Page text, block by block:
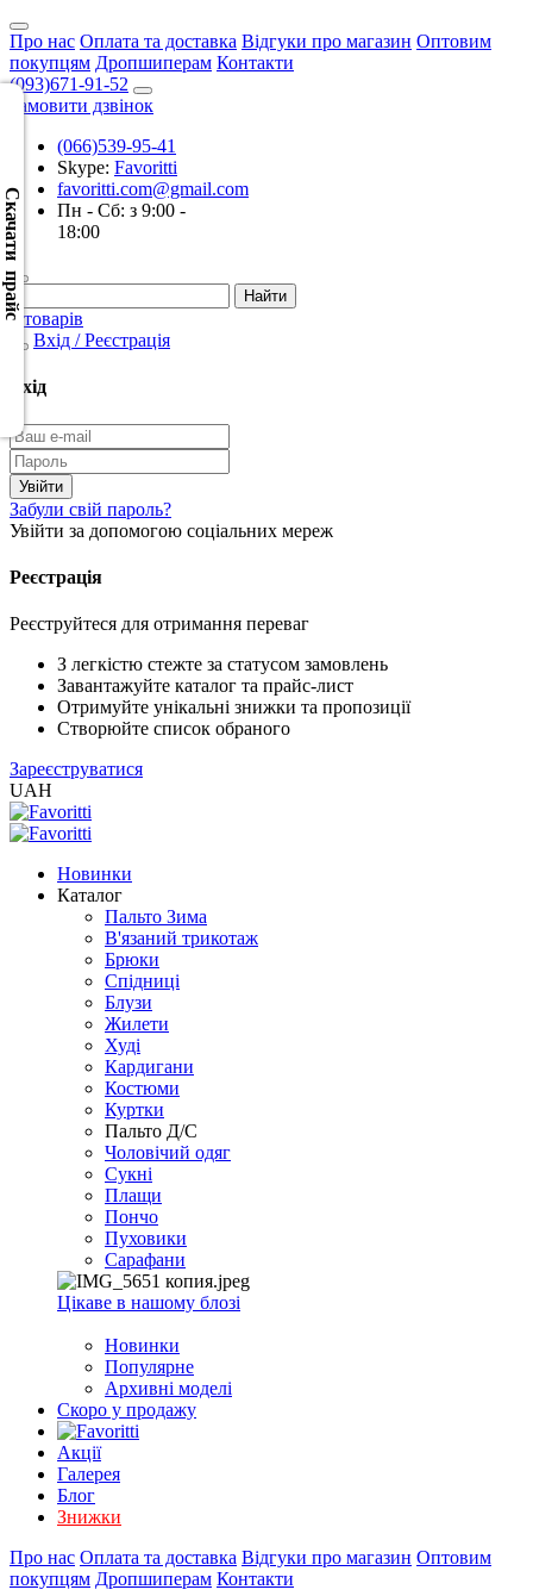
Про нас Оплата та доставка Відгуки про магазин Оптовим
покупцям Дропшиперам Контакти
(093)671-91-52
Замовити дзвінок
(066)539-95-41
Skype: Favoritti
favoritti.com@gmail.com
Пн - Сб: з 9:00 -
18:00
0 товарів
Вхід / Реєстрація
Вхід
Забули свій пароль?
Увійти за допомогою соціальних мереж
Реєстрація
Реєструйтеся для отримання переваг
З легкістю стежте за статусом замовлень
Завантажуйте каталог та прайс-лист
Отримуйте унікальні знижки та пропозиції
Створюйте список обраного
Зареєструватися
UAH
Новинки
Каталог
Пальто Зима
В'язаний трикотаж
Брюки
Спідниці
Блузи
Жилети
Худі
Кардигани
Костюми
Куртки
Пальто Д/С
Чоловічий одяг
Сукні
Плащи
Пончо
Пуховики
Сарафани
Цікаве в нашому блозі
Новинки
Популярне
Архивні моделі
Скоро у продажу
Акції
Галерея
Блог
Знижки
Про нас Оплата та доставка Відгуки про магазин Оптовим
покупцям Дропшиперам Контакти
Скачати прайс
Скачать
XML
(Розн.)
Скачать
XML
(Опт)
CSV
Скачать
CSV
(Опт)
XLS
EXCEL
(Розн.)
XLS
EXCEL
2005
(Опт)
XLSX